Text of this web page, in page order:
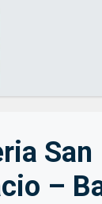
San
–